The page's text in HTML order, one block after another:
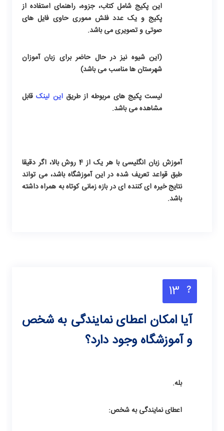
این پکیج شامل کتاب، جزوه، راهنمای استفاده از
پکیج و یک عدد فلش مموری حاوی فایل های
صوتی و تصویری می باشد.
(این شیوه نیز در حال حاضر برای زبان آموزان
شهرستان ها مناسب می باشد)
لیست پکیج های مربوطه از طریقاین لینکقابل
مشاهده می باشد.
آموزش زبان انگلیسی
با هر یک از 4 روش بالا، اگر دقیقا
طبق قواعد تعریف شده در این آموزشگاه باشد، می تواند
نتایج خیره ای کننده ای در بازه زمانی کوتاه به همراه داشته
باشد.
13
آیا امکان اعطای نمایندگی به شخص
و آموزشگاه وجود دارد؟
بله.
اعطای نمایندگی به شخص: